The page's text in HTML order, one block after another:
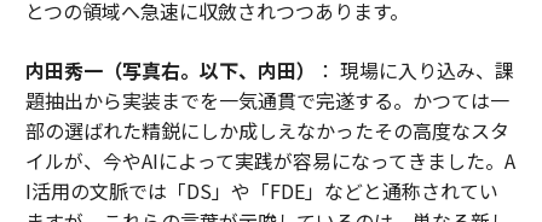
とつの領域へ急速に収斂されつつあります。
内田秀一（写真右。以下、内田）
： 現場に入り込み、課
題抽出から実装までを一気通貫で完遂する。かつては一
部の選ばれた精鋭にしか成しえなかったその高度なスタ
イルが、今やAIによって実践が容易になってきました。A
I活用の文脈では「DS」や「FDE」などと通称されてい